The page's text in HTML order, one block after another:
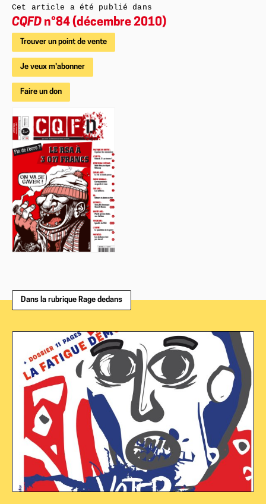
Cet article a été publié dans
CQFD n°84 (décembre 2010)
Trouver un point de vente
Je veux m'abonner
Faire un don
Dans la rubrique Rage dedans